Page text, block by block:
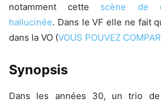
notamment cette scène de
hallucinée. Dans le VF elle ne fait
dans la VO (VOUS POUVEZ
Synopsis
Dans les années 30, un trio de